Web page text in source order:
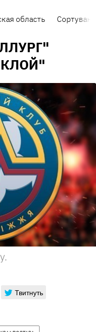
область
Твитнуть